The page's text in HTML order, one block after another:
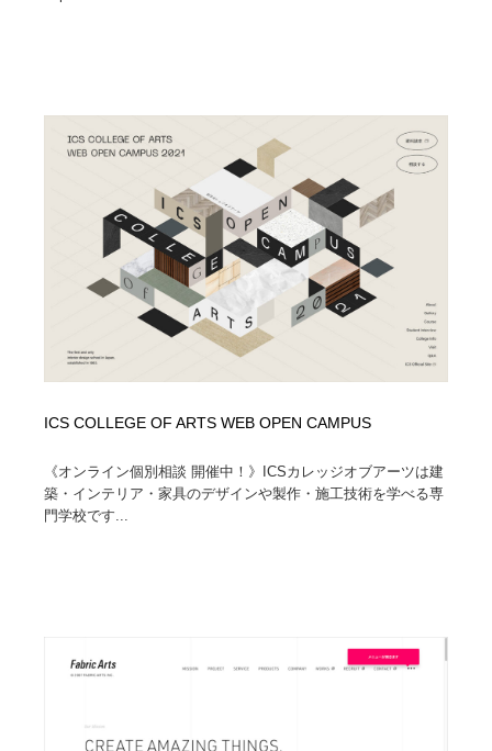
ICS COLLEGE OF ARTS WEB OPEN CAMPUS
《オンライン個別相談 開催中！》ICSカレッジオブアーツは建
築・インテリア・家具のデザインや製作・施工技術を学べる専
門学校です...